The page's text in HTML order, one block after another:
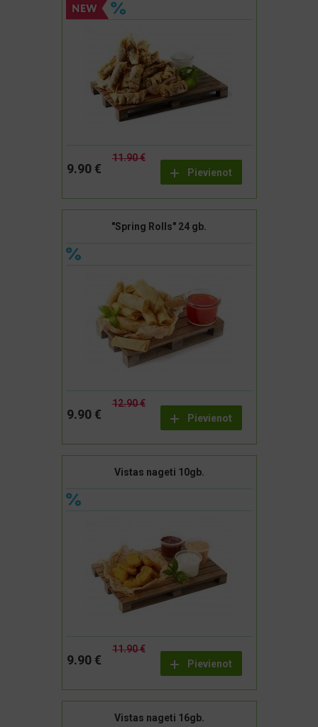
Pievienot
11.90 €
9.90 €
"Spring Rolls" 24 gb.
Pievienot
12.90 €
9.90 €
Vistas nageti 10gb.
Pievienot
11.90 €
9.90 €
Vistas nageti 16gb.